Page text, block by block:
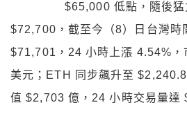
$65,000 低點，隨後猛
$72,700，截至今（8）日台灣時
$71,701，24 小時上漲 4.54%，
美元；ETH 同步飆升至
值 $2,703 億，24 小時交易量達